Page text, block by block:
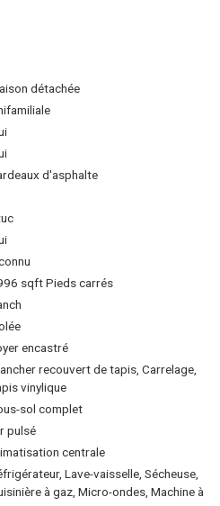
détachée
d'asphalte
sqft Pieds carrés
encastré
recouvert de tapis, Carrelage,
vinylique
sol complet
pulsé
centrale
Lave-vaisselle, Sécheuse,
à gaz, Micro-ondes, Machine à